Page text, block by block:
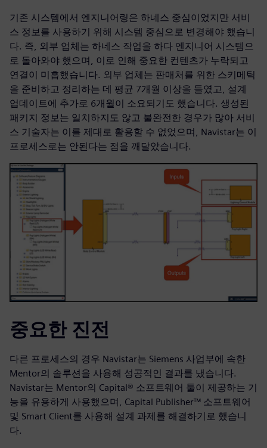
기존 시스템에서 엔지니어링은 하네스 중심이었지만 서비
스 정보를 사용하기 위해 시스템 중심으로 변경해야 했습니
다. 즉, 외부 업체는 하네스 작업을 하다 엔지니어 시스템으
로 돌아와야 했으며, 이로 인해 중요한 컨텐츠가 누락되고
연결이 미흡했습니다. 외부 업체는 판매처를 위한 스키메틱
을 준비하고 정리하는 데 평균 7개월 이상을 들였고, 설계
업데이트에 추가로 6개월이 소요되기도 했습니다. 생성된
패키지 정보는 일치하지도 않고 불완전한 경우가 많아 서비
스 기술자는 이를 제대로 활용할 수 없었으며, Navistar는 이
프로세스로는 안된다는 점을 깨달았습니다.
중요한 진전
다른 프로세스의 경우 Navistar는 Siemens 사업부에 속한
Mentor의 솔루션을 사용해 성공적인 결과를 냈습니다.
Navistar는 Mentor의 Capital® 소프트웨어 툴이 제공하는 기
능을 유용하게 사용했으며, Capital Publisher™ 소프트웨어
및 Smart Client를 사용해 설계 과제를 해결하기로 했습니
다.